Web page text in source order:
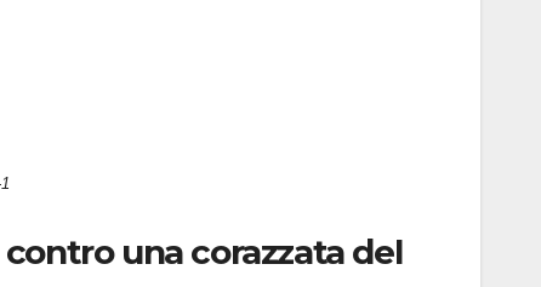
contro una corazzata del